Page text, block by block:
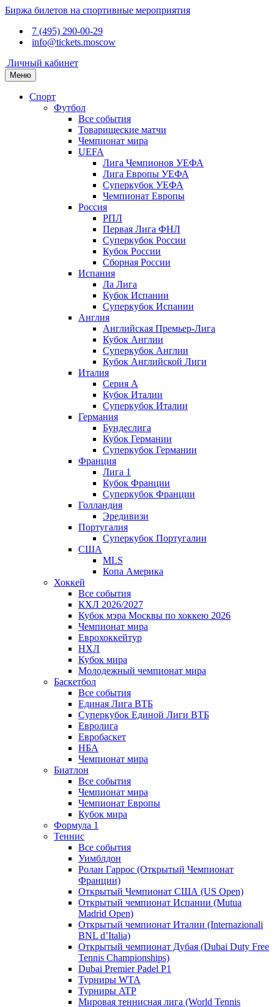
Биржа билетов на спортивные мероприятия
7 (495) 290-00-29
info@tickets.moscow
Личный кабинет
Меню
Спорт
Футбол
Все события
Товарищеские матчи
Чемпионат мира
UEFA
Лига Чемпионов УЕФА
Лига Европы УЕФА
Суперкубок УЕФА
Чемпионат Европы
Россия
РПЛ
Первая Лига ФНЛ
Суперкубок России
Кубок России
Сборная России
Испания
Ла Лига
Кубок Испании
Суперкубок Испании
Англия
Английская Премьер-Лига
Кубок Англии
Суперкубок Англии
Кубок Английской Лиги
Италия
Серия А
Кубок Италии
Суперкубок Италии
Германия
Бундеслига
Кубок Германии
Суперкубок Германии
Франция
Лига 1
Кубок Франции
Суперкубок Франции
Голландия
Эредивизи
Португалия
Суперкубок Португалии
США
MLS
Копа Америка
Хоккей
Все события
КХЛ 2026/2027
Кубок мэра Москвы по хоккею 2026
Чемпионат мира
Еврохоккейтур
НХЛ
Кубок мира
Молодежный чемпионат мира
Баскетбол
Все события
Единая Лига ВТБ
Суперкубок Единой Лиги ВТБ
Евролига
Евробаскет
НБА
Чемпионат мира
Биатлон
Все события
Чемпионат мира
Чемпионат Европы
Кубок мира
Формула 1
Теннис
Все события
Уимблдон
Ролан Гаррос (Открытый Чемпионат
Франции)
Открытый Чемпионат США (US Open)
Открытый чемпионат Испании (Mutua
Madrid Open)
Открытый чемпионат Италии (Internazionali
BNL d’Italia)
Открытый чемпионат Дубая (Dubai Duty Free
Tennis Championships)
Dubai Premier Padel P1
Турниры WTA
Турниры ATP
Мировая теннисная лига (World Tennis